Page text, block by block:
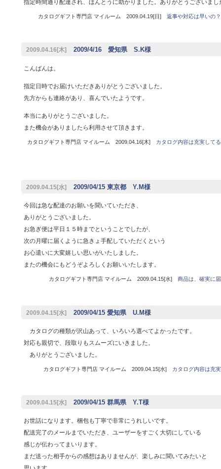
指定時間通り配達され、ほんとうに助かりました。ありがとうございまし
カタログギフト専門店 マイルーム 2009.04.19[日] 返事や対応は早いの？
2009.04.16[木] 2009/4/16 愛知県 S.K様
こんばんは。
指定日時でお届けいただきありがとうございました。
先方からも連絡があり、喜んでいたようです。
本当にありがとうございました。
また機会がありましたら利用させて頂きます。
カタログギフト専門店 マイルーム 2009.04.16[木] カタログ内容は充実して
2009.04.15[水] 2009/04/15 東京都 Y.M様
今回は急な配達のお願いを聞いていただき、
ありがとうございました。
お急ぎ便は平日１５時までということでしたが、
次の月曜に届くように急きょ手配していただくという
お心遣いに大変嬉しい思いがいたしました。
またの機会にもどうぞよろしくお願いいたします。
カタログギフト専門店 マイルーム 2009.04.15[水] 商品は、確実に
2009.04.15[水] 2009/04/15 愛知県 U.M様
カタログの種類が沢山あって、いろいろ選べてよかったです。
対応も親切で、段取りもスムーズにいきました。
ありがとうございました。
カタログギフト専門店 マイルーム 2009.04.15[水] カタログ内容は充
2009.04.15[水] 2009/04/15 群馬県 Y.T様
お世話になります。梱包も丁寧で非常にうれしいです。
配送完了のメールまでいただき、ユーザーをすごく大切にしている
感じが伝わってまいります。
まだ送った相手からの感想はありませんが、楽しみに聞いてみたいと